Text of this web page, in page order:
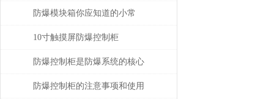
有复合型和隔爆型两种结构
防爆模块箱你应知道的小常
识！
10寸触摸屏防爆控制柜
防爆控制柜是防爆系统的核心
部分
防爆控制柜的注意事项和使用